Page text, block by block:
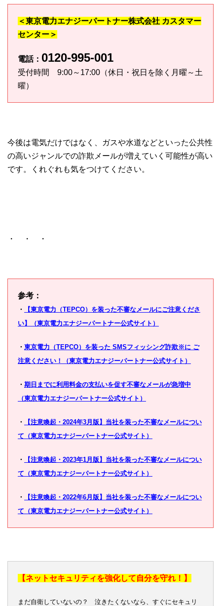
＜東京電力エナジーパートナー株式会社 カスタマー
センター＞
電話： 0120-995-001
受付時間 9:00～17:00（休日・祝日を除く月曜～土
曜）
今後は電気だけではなく、ガスや水道などといった公共性
の高いジャンルでの詐欺メールが増えていく可能性が高い
です。くれぐれも気をつけてください。
・ ・ ・
参考：
・
【東京電力（TEPCO）を装った不審なメールにご注意くださ
い】（東京電力エナジーパートナー公式サイト）
・ 東京電力（TEPCO）を装った SMSフィッシング詐欺※に ご
注意ください！（東京電力エナジーパートナー公式サイト）
・ 期日までに利用料金の支払いを促す不審なメールが急増中
（東京電力エナジーパートナー公式サイト）
・
【注意喚起・2024年3月版】当社を装った不審なメールについ
て（東京電力エナジーパートナー公式サイト）
・
【注意喚起・2023年1月版】当社を装った不審なメールについ
て（東京電力エナジーパートナー公式サイト）
・
【注意喚起・2022年6月版】当社を装った不審なメールについ
て（東京電力エナジーパートナー公式サイト）
【ネットセキュリティを強化して自分を守れ！】
まだ自衛していないの？ 泣きたくないなら、すぐにセキュリ